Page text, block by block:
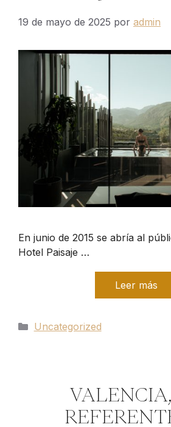
19 de mayo de 2025 por admin
En junio de 2015 se abría al
Hotel Paisaje …
Leer más
Categorías
Uncategorized